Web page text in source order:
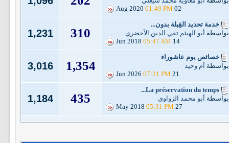
02 Aug 2020
01:49 PM
خدمة تحديد القِبلة بدون...
بواسطة أبو الهيثم تقي الدين الأخضري
14 Jun 2018
05:47 AM
310
1,231
خصائص يوم عاشوراء
بواسطة أم وحيد
21 Jun 2026
07:31 PM
1,354
3,016
La préservation du temps...
بواسطة أبو محمد الزواوي
27 May 2018
05:31 PM
435
1,184